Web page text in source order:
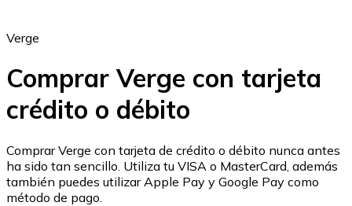
Ethereum
ETH
Verge
Comprar Verge con tarjeta
crédito o débito
Comprar Verge con tarjeta de crédito o débito nunca antes
ha sido tan sencillo. Utiliza tu VISA o MasterCard, además
también puedes utilizar Apple Pay y Google Pay como
método de pago.